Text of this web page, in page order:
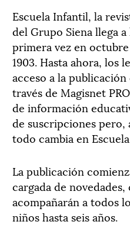
Escuela Infantil, la
del Grupo Siena llega
primera vez en
1903. Hasta ahora, los
acceso a la
través de Magisnet
de información
de suscripciones
todo cambia en
La publicación
cargada de novedades,
acompañarán a todos
niños hasta seis años.